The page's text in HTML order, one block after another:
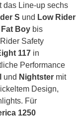
das Line-up sechs
S und Low Rider
Fat Boy bis
Safety
117 in
Performance
und Nightster mit
Design,
Für
1250